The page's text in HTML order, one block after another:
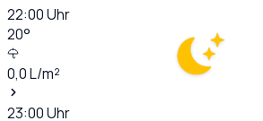
22:00Uhr
20°
0,0L/m²
23:00Uhr